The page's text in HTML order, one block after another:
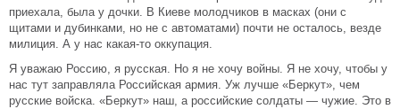
приехала, была у дочки. В Киеве молодчиков в масках (они с
щитами и дубинками, но не с автоматами) почти не осталось, везде
милиция. А у нас какая-то оккупация.
Я уважаю Россию, я русская. Но я не хочу войны. Я не хочу, чтобы у
нас тут заправляла Российская армия. Уж лучше «Беркут», чем
русские войска. «Беркут» наш, а российские солдаты — чужие. Это в